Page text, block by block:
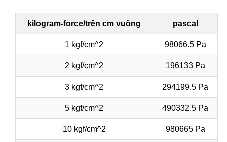
kilogram-force/trên cm vuông pascal
1 kgf/cm^2 98066.5 Pa
2 kgf/cm^2 196133 Pa
3 kgf/cm^2 294199.5 Pa
5 kgf/cm^2 490332.5 Pa
10 kgf/cm^2 980665 Pa